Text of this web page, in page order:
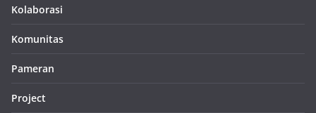
Kolaborasi
Komunitas
Pameran
Project